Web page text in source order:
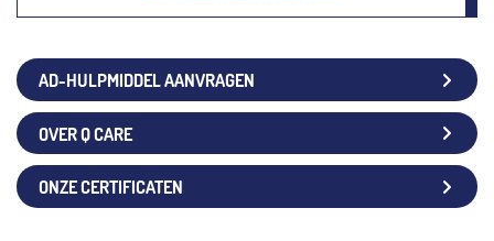
AD-HULPMIDDEL AANVRAGEN
OVER Q CARE
ONZE CERTIFICATEN